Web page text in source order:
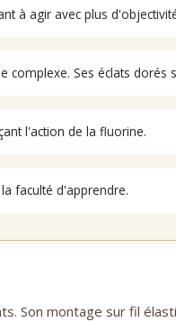
à agir avec plus
Ses éclats dorés
l'action de la fluorine.
faculté d'apprendre.
Son montage sur fil